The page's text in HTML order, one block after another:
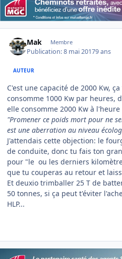
Mak Membre
Publication:8 mai 20179 ans
AUTEUR
C'est une capacité de 2000 Kw,
consomme 1000 Kw par heures,
elle consomme 2000 Kw à
"Promener ce poids mort pour ne
est une aberration au niveau
J'attendais cette objection: le
de conduite, donc tu fais ton
pour "le ou les derniers
que tu couperas au retour et
Et deuxio trimballer 25 T de
50 tonnes, si ça peut t'éviter
HLP...